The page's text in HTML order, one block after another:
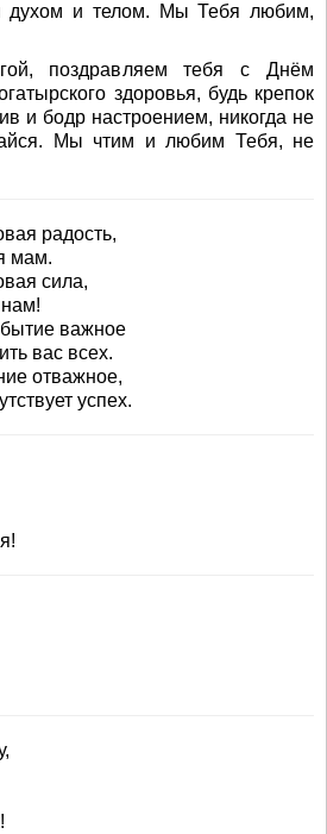
духом и телом. Мы Тебя любим,
поздравляем тебя с Днём
здоровья, будь крепок
и бодр настроением, никогда не
Мы чтим и любим Тебя, не
радость,
мам.
сила,
важное
вас всех.
отважное,
успех.